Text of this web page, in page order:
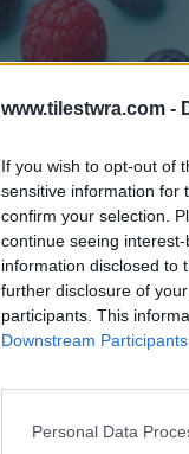
www.tilestwra.com -
If you wish to opt-out of
sensitive information for
confirm your selection.
continue seeing
information disclosed to
further disclosure of
participants. This
Downstream Participants
Personal Data